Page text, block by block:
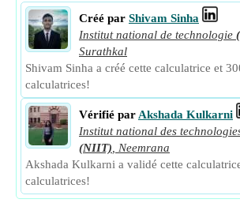
Créé par Shivam Sinha
Institut national de technologie
Surathkal
Shivam Sinha a créé cette calculatrice et
calculatrices!
Vérifié par Akshada Kulkarni
Institut national des
(NIIT)
Neemrana
Akshada Kulkarni a validé cette
calculatrices!